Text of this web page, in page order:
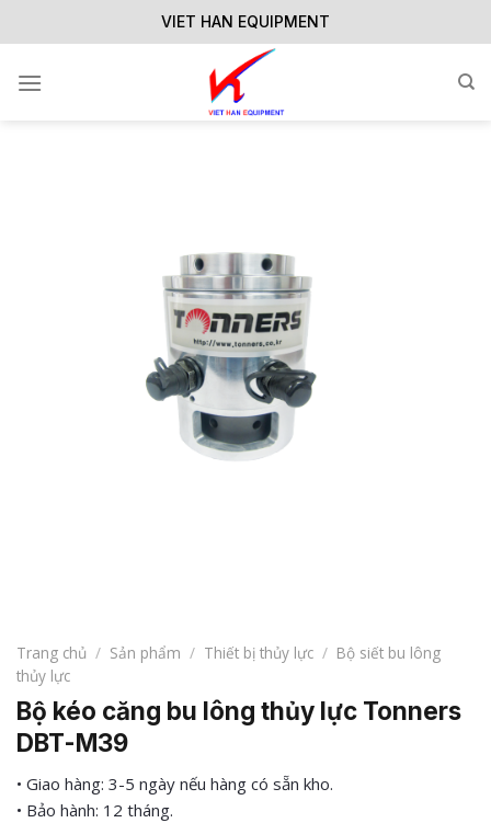
to
VIET HAN EQUIPMENT
Trang chủ / Sản phẩm / Thiết bị thủy lực / Bộ siết bu lông
thủy lực
Bộ kéo căng bu lông thủy lực Tonners
DBT-M39
• Giao hàng: 3-5 ngày nếu hàng có sẵn kho.
• Bảo hành: 12 tháng.